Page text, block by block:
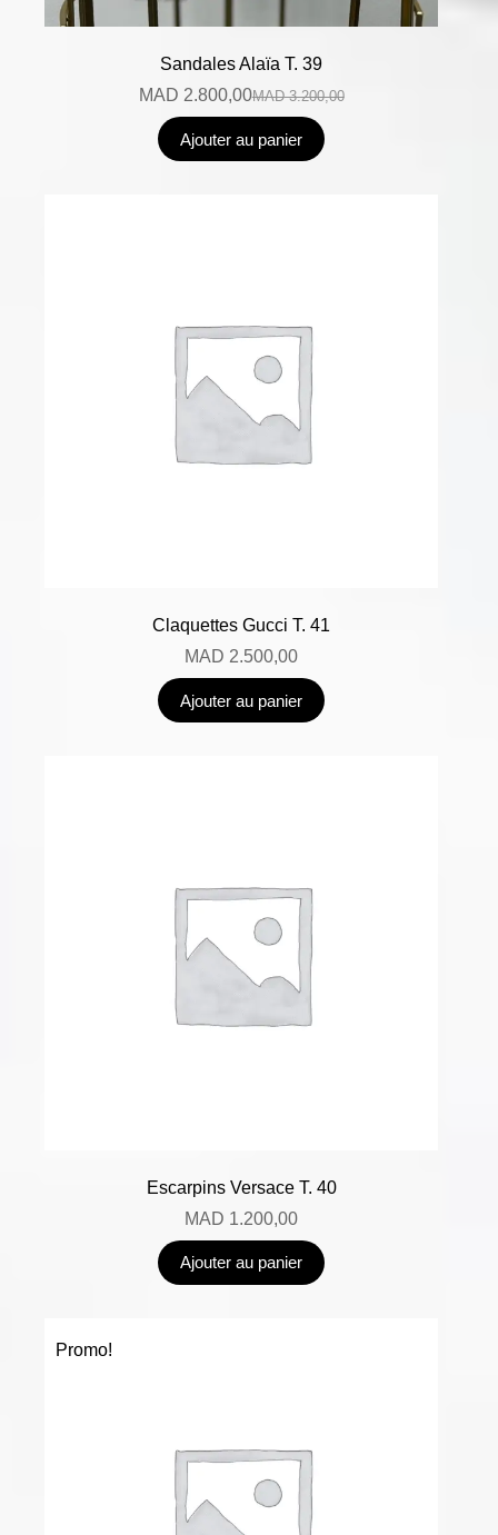
Sandales Alaïa T. 39
MAD3.200,00
MAD 2.800,00
Ajouter au panier
Claquettes Gucci T. 41
MAD 2.500,00
Ajouter au panier
Escarpins Versace T. 40
MAD 1.200,00
Ajouter au panier
Promo!